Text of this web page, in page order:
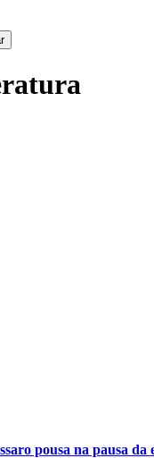
pousa na pausa da